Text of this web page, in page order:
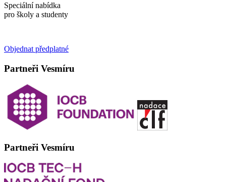
Speciální nabídka
pro školy a studenty
Objednat předplatné
Partneři Vesmíru
Partneři Vesmíru